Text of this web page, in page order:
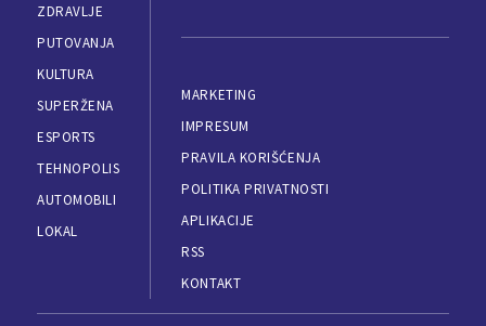
ZDRAVLJE
PUTOVANJA
KULTURA
SUPERŽENA
ESPORTS
TEHNOPOLIS
AUTOMOBILI
LOKAL
MARKETING
IMPRESUM
PRAVILA KORIŠĆENJA
POLITIKA PRIVATNOSTI
APLIKACIJE
RSS
KONTAKT